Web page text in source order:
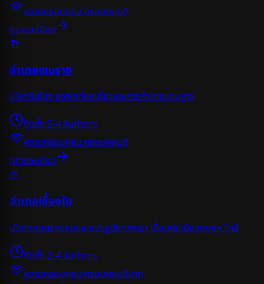
ความครอบคลุม:ครอบคลุมดี
ดูรายละเอียด
🏞️
อำเภอเขมราฐ
เมืองริมโขง จุดพักท่องเที่ยวและการค้าชายแดนลาว
ติดตั้ง:2-4 วันทำการ
ความครอบคลุม:ครอบคลุมดี
ดูรายละเอียด
🌱
อำเภอเขื่องใน
เมืองเกษตรกรรมและแปรรูปยางพารา เชื่อมต่อเมืองอุบลฯ ใกล้
ติดตั้ง:2-4 วันทำการ
ความครอบคลุม:ครอบคลุมดีมาก